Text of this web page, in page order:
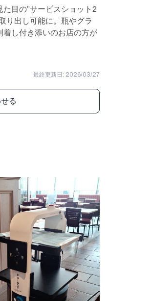
目の”サービスショット2
り出し可能に。瓶やグラ
着し付き添いのお店の方が
最終更新日: 2026/03/27
る